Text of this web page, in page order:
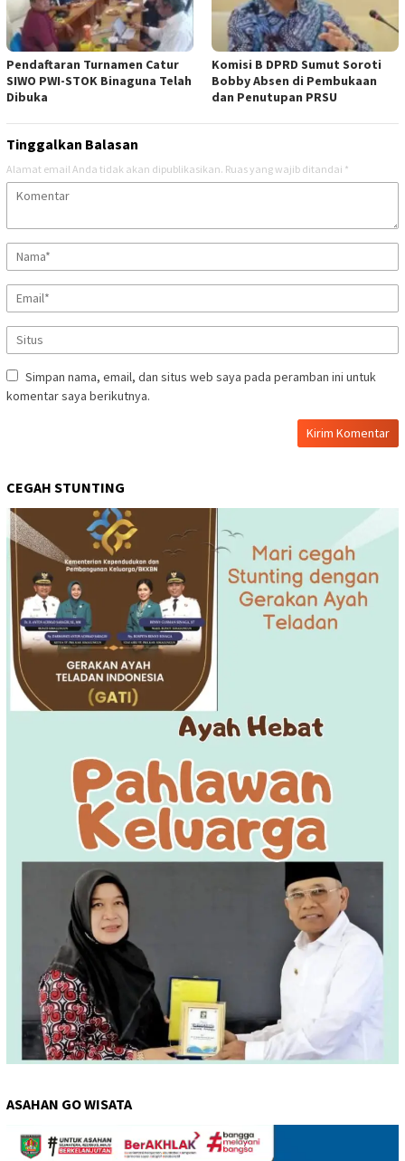
Pendaftaran Turnamen Catur
SIWO PWI-STOK Binaguna Telah
Dibuka
Komisi B DPRD Sumut Soroti
Bobby Absen di Pembukaan
dan Penutupan PRSU
Tinggalkan Balasan
Alamat email Anda tidak akan dipublikasikan. Ruas yang wajib ditandai *
Simpan nama, email, dan situs web saya pada peramban ini untuk
komentar saya berikutnya.
CEGAH STUNTING
ASAHAN GO WISATA
Pemutar
Video